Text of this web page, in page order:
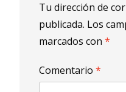
Tu dirección de
publicada. Los
marcados con *
Comentario *